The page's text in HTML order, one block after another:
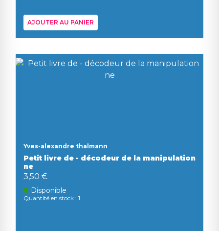
AJOUTER AU PANIER
Yves-alexandre thalmann
Petit livre de - décodeur de la manipulation
ne
3,50 €
Disponible
Quantité en stock : 1